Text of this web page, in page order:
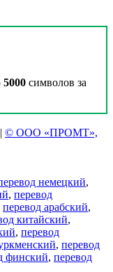
5000 символов за
| © ООО «ПРОМТ»,
немецкий,
, перевод
перевод арабский,
китайский,
, перевод
, перевод
финский, перевод